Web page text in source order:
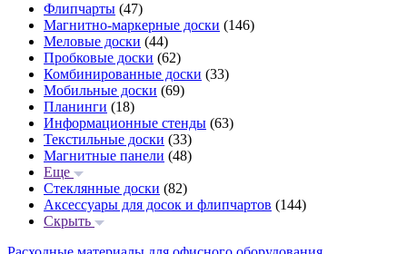
Флипчарты (47)
Магнитно-маркерные доски (146)
Меловые доски (44)
Пробковые доски (62)
Комбинированные доски (33)
Мобильные доски (69)
Планинги (18)
Информационные стенды (63)
Текстильные доски (33)
Магнитные панели (48)
Еще
Стеклянные доски (82)
Аксессуары для досок и флипчартов (144)
Скрыть